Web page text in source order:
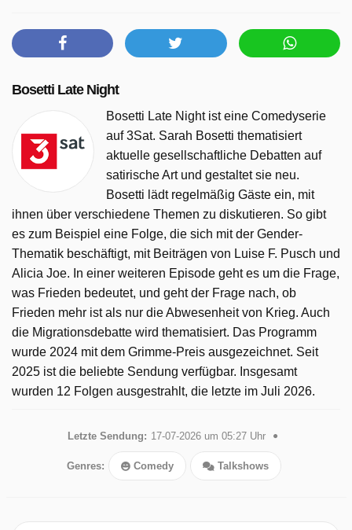
Bosetti Late Night
Bosetti Late Night ist eine Comedyserie
auf 3Sat. Sarah Bosetti thematisiert
aktuelle gesellschaftliche Debatten auf
satirische Art und gestaltet sie neu.
Bosetti lädt regelmäßig Gäste ein, mit
ihnen über verschiedene Themen zu diskutieren. So gibt
es zum Beispiel eine Folge, die sich mit der Gender-
Thematik beschäftigt, mit Beiträgen von Luise F. Pusch und
Alicia Joe. In einer weiteren Episode geht es um die Frage,
was Frieden bedeutet, und geht der Frage nach, ob
Frieden mehr ist als nur die Abwesenheit von Krieg. Auch
die Migrationsdebatte wird thematisiert. Das Programm
wurde 2024 mit dem Grimme-Preis ausgezeichnet. Seit
2025 ist die beliebte Sendung verfügbar. Insgesamt
wurden 12 Folgen ausgestrahlt, die letzte im Juli 2026.
Letzte Sendung: 17-07-2026 um 05:27 Uhr
Genres: Comedy Talkshows